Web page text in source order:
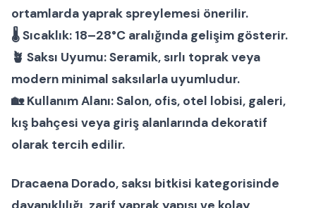
ortamlarda yaprak spreylemesi önerilir.
🌡Sıcaklık: 18–28°C aralığında gelişim gösterir.
🪴 Saksı Uyumu:Seramik, sırlı toprak veya
modern minimal saksılarla uyumludur.
🏡Kullanım Alanı:Salon, ofis, otel lobisi, galeri,
kış bahçesi veya giriş alanlarında dekoratif
olarak tercih edilir.
Dracaena Dorado,saksı bitkisi kategorisinde